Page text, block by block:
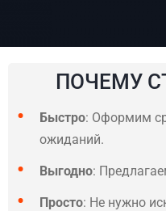
ПОЧЕМУ
Быстро: Оформим
ожиданий.
Выгодно:
Просто: Не нужно